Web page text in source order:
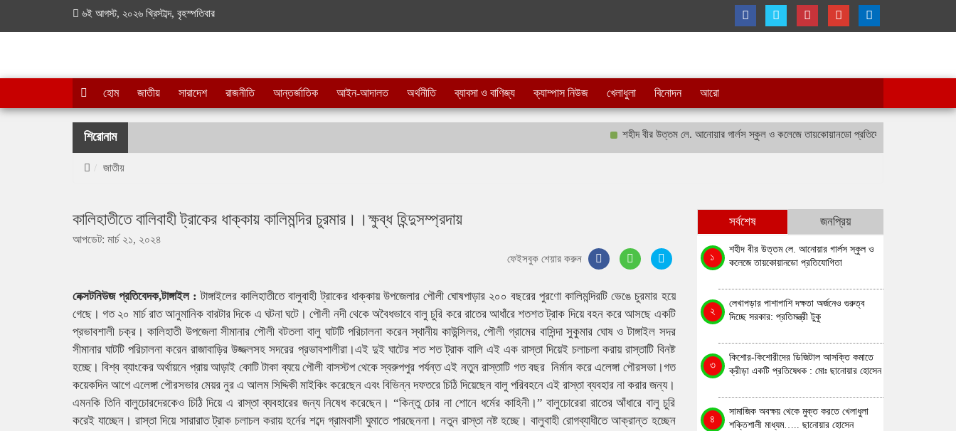
৬ই আগস্ট, ২০২৬ খ্রিস্টাব্দ, বৃহস্পতিবার
হোম জাতীয় সারাদেশ রাজনীতি আন্তর্জাতিক আইন-আদালত অর্থনীতি ব্যাবসা ও বাণিজ্য ক্যাম্পাস নিউজ খেলাধুলা বিনোদন আরো
শিরোনাম শহীদ বীর উত্তম লে. আনোয়ার গার্লস স্কুল ও কলেজে তায়কোয়ানডো প্রতিযোগিতা
জাতীয়
কালিহাতীতে বালিবাহী ট্রাকের ধাক্কায় কালিমন্দির চুরমার।।ক্ষুব্ধ হিন্দুসম্প্রদায়
আপডেট: মার্চ ২১, ২০২৪
ফেইসবুক শেয়ার করুন
নেক্সটনিউজ প্রতিবেদক,টাঙ্গাইল : টাঙ্গাইলের কালিহাতীতে বালুবাহী ট্রাকের ধাক্কায় উপজেলার পৌলী ঘোষপাড়ার ২০০ বছরের পুরণো কালিমন্দিরটি ভেঙে চুরমার হয়ে
গেছে। গত ২০ মার্চ রাত আনুমানিক বারটার দিকে এ ঘটনা ঘটে। পৌলী নদী থেকে অবৈধভাবে বালু চুরি করে রাতের আধাঁরে শতশত ট্রাক দিয়ে বহন করে আসছে একটি
প্রভাবশালী চক্র। কালিহাতী উপজেলা সীমানার পৌলী বটতলা বালু ঘাটটি পরিচালনা করেন স্থানীয় কাউন্সিলর, পৌলী গ্রামের বাসিন্দা সুকুমার ঘোষ ও টাঙ্গাইল সদর
সীমানার ঘাটটি পরিচালনা করেন রাজাবাড়ির উজ্জলসহ সদরের প্রভাবশালীরা।এই দুই ঘাটের শত শত ট্রাক বালি এই এক রাস্তা দিয়েই চলাচলা করায় রাস্তাটি বিনষ্ট
হচ্ছে। বিশ্ব ব্যাংকের অর্থায়নে প্রায় আড়াই কোটি টাকা ব্যয়ে পৌলী বাসস্টপ থেকে স্বরুপপুর পর্যন্ত এই নতুন রাস্তাটি গত বছর নির্মান করে এলেঙ্গা পৌরসভা।গত
কয়েকদিন আগে এলেঙ্গা পৌরসভার মেয়র নুর এ আলম সিদ্দিকী মাইকিং করেছেন এবং বিভিন্ন দফতরে চিঠি দিয়েছেন বালু পরিবহনে এই রাস্তা ব্যবহার না করার জন্য।
এমনকি তিনি বালুচোরদেরকেও চিঠি দিয়ে এ রাস্তা ব্যবহারের জন্য নিষেধ করেছেন। “কিন্তু চোর না শোনে ধর্মের কাহিনী।” বালুচোরেরা রাতের আঁধারে বালু চুরি
করেই যাচ্ছেন। রাস্তা দিয়ে সারারাত ট্রাক চলাচল করায় হর্নের শব্দে গ্রামবাসী ঘুমাতে পারছেননা। নতুন রাস্তা নষ্ট হচ্ছে। বালুবাহী রোগব্যাধীতে আক্রান্ত হচ্ছেন
সর্বশেষ জনপ্রিয়
১
শহীদ বীর উত্তম লে. আনোয়ার গার্লস স্কুল ও
কলেজে তায়কোয়ানডো প্রতিযোগিতা
২
লেখাপড়ার পাশাপাশি দক্ষতা অর্জনেও গুরুত্ব
দিচ্ছে সরকার: প্রতিমন্ত্রী টুকু
৩
কিশোর-কিশোরীদের ডিজিটাল আসক্তি কমাতে
ক্রীড়া একটি প্রতিষেধক : মোঃ ছানোয়ার হোসেন
৪
সামাজিক অবক্ষয় থেকে মুক্ত করতে খেলাধুলা
শক্তিশালী মাধ্যম….. ছানোয়ার হোসেন